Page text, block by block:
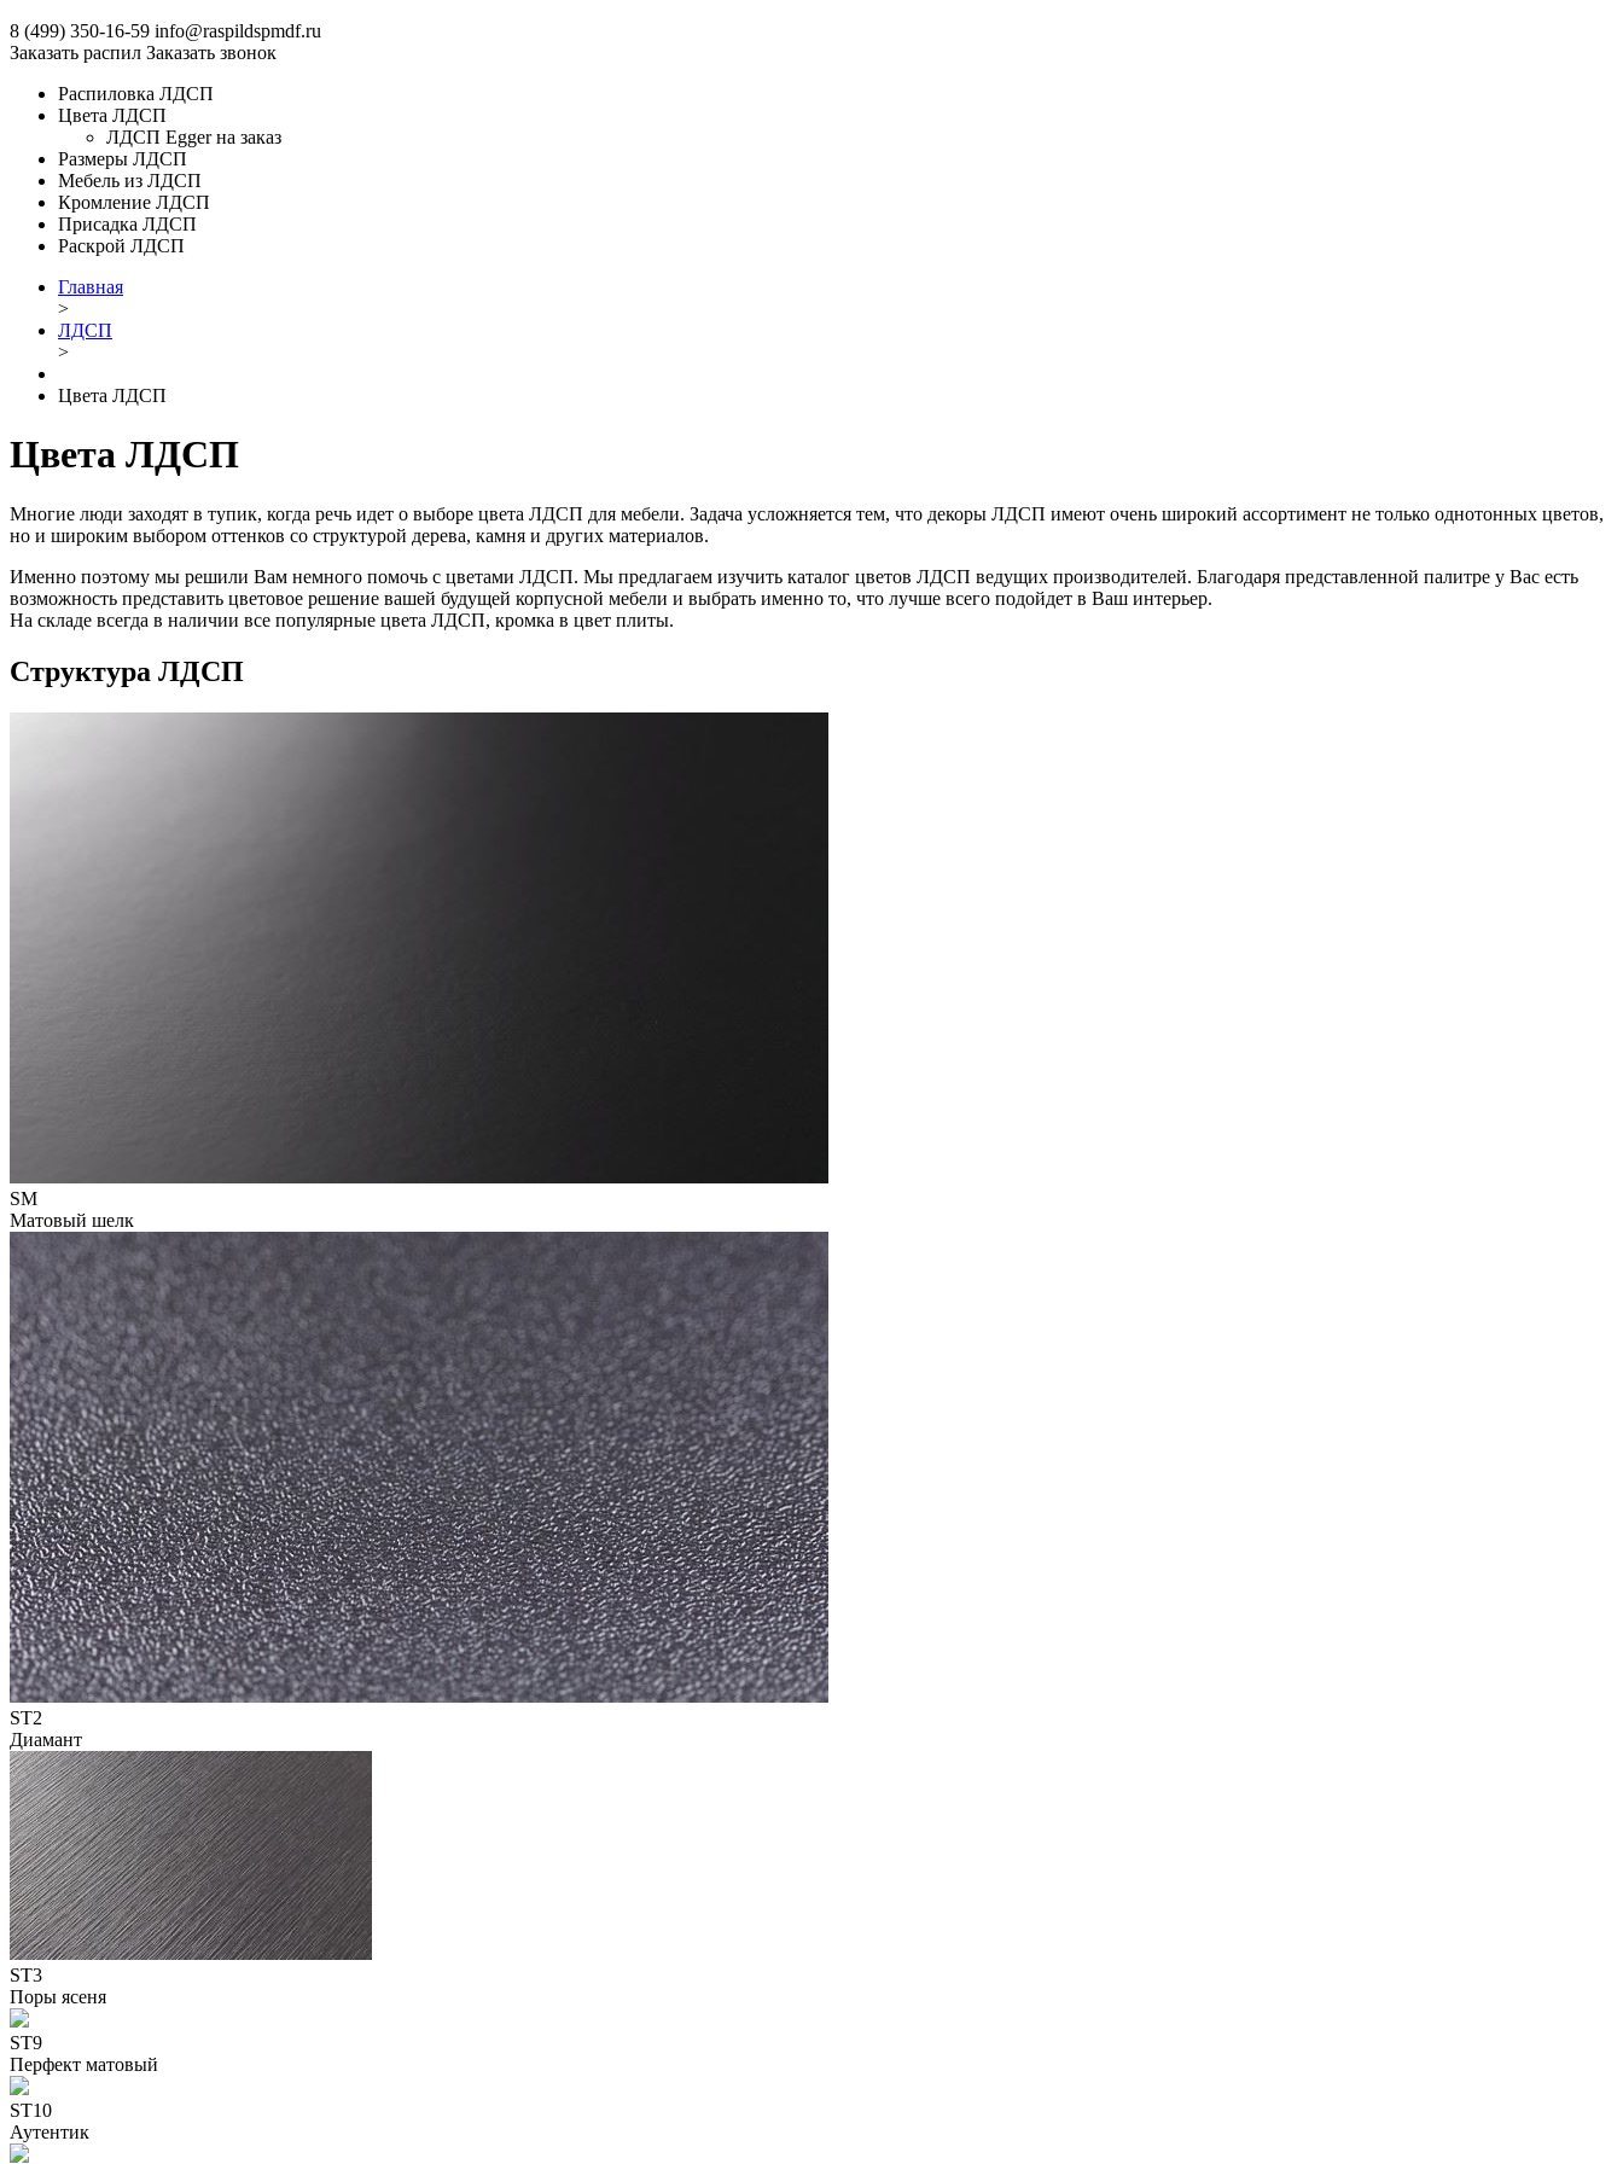
8 (499) 350-16-59 info@raspildspmdf.ru
Заказать распил Заказать звонок
Распиловка ЛДСП
Цвета ЛДСП
ЛДСП Egger на заказ
Размеры ЛДСП
Мебель из ЛДСП
Кромление ЛДСП
Присадка ЛДСП
Раскрой ЛДСП
Главная
>
ЛДСП
>
Цвета ЛДСП
Цвета ЛДСП
Многие люди заходят в тупик, когда речь идет о выборе цвета ЛДСП для мебели. Задача усложняется тем, что декоры ЛДСП имеют очень широкий ассортимент не только однотонных цветов,
но и широким выбором оттенков со структурой дерева, камня и других материалов.
Именно поэтому мы решили Вам немного помочь с цветами ЛДСП. Мы предлагаем изучить каталог цветов ЛДСП ведущих производителей. Благодаря представленной палитре у Вас есть
возможность представить цветовое решение вашей будущей корпусной мебели и выбрать именно то, что лучше всего подойдет в Ваш интерьер.
На складе всегда в наличии все популярные цвета ЛДСП, кромка в цвет плиты.
Структура ЛДСП
SM
Матовый шелк
ST2
Диамант
ST3
Поры ясеня
ST9
Перфект матовый
ST10
Аутентик